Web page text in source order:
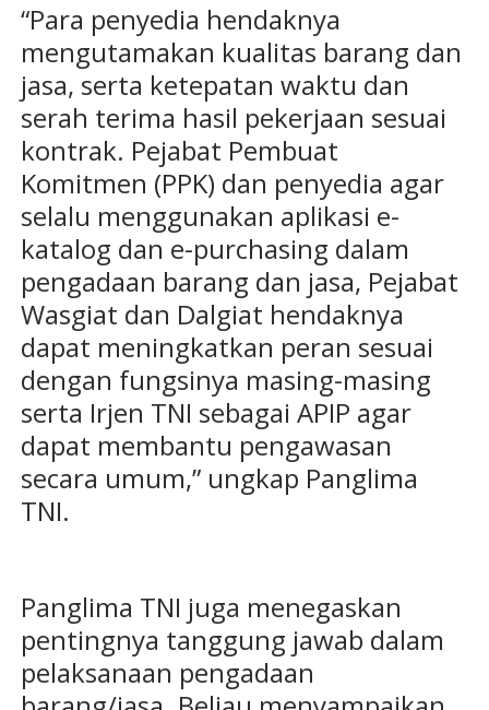
“Para penyedia hendaknya
mengutamakan kualitas barang dan
jasa, serta ketepatan waktu dan
serah terima hasil pekerjaan sesuai
kontrak. Pejabat Pembuat
Komitmen (PPK) dan penyedia agar
selalu menggunakan aplikasi e-
katalog dan e-purchasing dalam
pengadaan barang dan jasa, Pejabat
Wasgiat dan Dalgiat hendaknya
dapat meningkatkan peran sesuai
dengan fungsinya masing-masing
serta Irjen TNI sebagai APIP agar
dapat membantu pengawasan
secara umum,” ungkap Panglima
TNI.
Panglima TNI juga menegaskan
pentingnya tanggung jawab dalam
pelaksanaan pengadaan